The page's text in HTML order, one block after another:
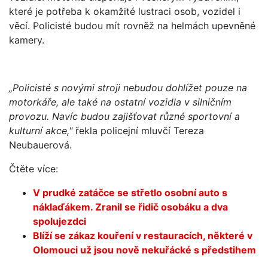
které je potřeba k okamžité lustraci osob, vozidel i
věcí. Policisté budou mít rovněž na helmách upevněné
kamery.
„Policisté s novými stroji nebudou dohlížet pouze na
motorkáře, ale také na ostatní vozidla v silničním
provozu. Navíc budou zajišťovat různé sportovní a
kulturní akce,"řekla policejní mluvčí Tereza
Neubauerová.
Čtěte více:
V prudké zatáčce se střetlo osobní auto s
náklaďákem. Zranil se řidič osobáku a dva
spolujezdci
Blíží se zákaz kouření v restauracích, některé v
Olomouci už jsou nově nekuřácké s předstihem